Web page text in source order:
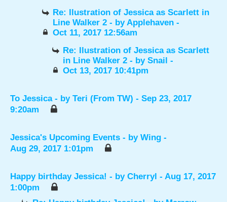
Re: Ilustration of Jessica as Scarlett in
Line Walker 2 - byApplehaven -
Oct 11, 2017 12:56am
Re: Ilustration of Jessica as Scarlett
in Line Walker 2 - bySnail -
Oct 13, 2017 10:41pm
To Jessica - by Teri (From TW) - Sep 23, 2017
9:20am
Jessica's Upcoming Events - by Wing -
Aug 29, 2017 1:01pm
Happy birthday Jessica! - by Cherryl - Aug 17, 2017
1:00pm